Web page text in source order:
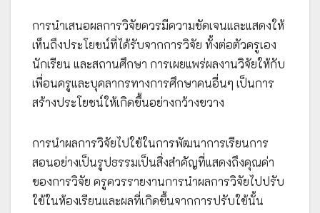
การนำเสนอผลการวิจัยควรมีความชัดเจนและแสดงให้
เห็นถึงประโยชน์ที่ได้รับจากการวิจัย ทั้งต่อตัวครูเอง
นักเรียน และสถานศึกษา การเผยแพร่ผลงานวิจัยให้กับ
เพื่อนครูและบุคลากรทางการศึกษาคนอื่นๆ เป็นการ
สร้างประโยชน์ให้เกิดขึ้นอย่างกว้างขวาง
การนำผลการวิจัยไปใช้ในการพัฒนาการเรียนการ
สอนอย่างเป็นรูปธรรมเป็นสิ่งสำคัญที่แสดงถึงคุณค่า
ของการวิจัย ครูควรรายงานการนำผลการวิจัยไปปรับ
ใช้ในห้องเรียนและผลที่เกิดขึ้นจากการปรับใช้นั้น